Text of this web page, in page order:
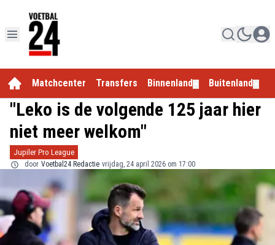
Matchcenter Transfers Binnenland Buitenland
"Leko is de volgende 125 jaar hier
niet meer welkom"
Jupiler Pro League
door Voetbal24 Redactie vrijdag, 24 april 2026 om 17:00